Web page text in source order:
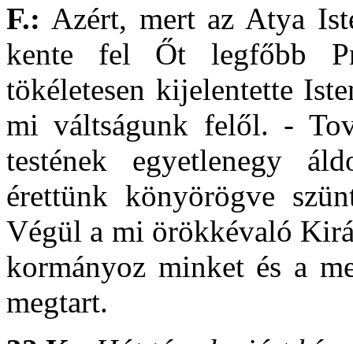
F.: Azért, mert az Atya
kente fel Őt legfőbb
tökéletesen kijelentette
mi váltságunk felől. -
testének egyetlenegy
érettünk könyörögve
Végül a mi örökkévaló
kormányoz minket és a
megtart.